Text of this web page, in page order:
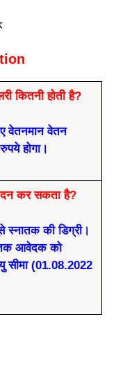
कितनी होती है?
वेतनमान वेतन
होगा।
कर सकता है?
स्नातक की डिग्री।
तक आवेदक को
सीमा (01.08.2022